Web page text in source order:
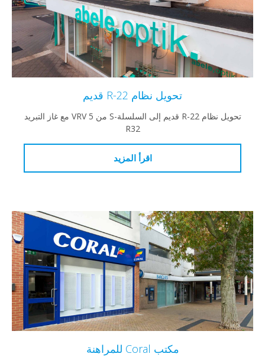
تحويل نظام R-22 قديم
تحويل نظام R-22 قديم إلى السلسلة-S من VRV 5 مع غاز التبريد
اقرأ المزيد
مكتب Coral للمراهنة